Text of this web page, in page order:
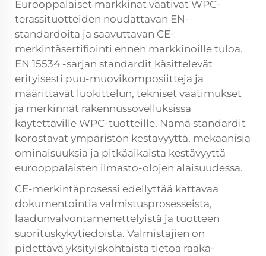
Eurooppalaiset markkinat vaativat WPC-
terassituotteiden noudattavan EN-
standardoita ja saavuttavan CE-
merkintäsertifiointi ennen markkinoille tuloa.
EN 15534 -sarjan standardit käsittelevät
erityisesti puu-muovikomposiitteja ja
määrittävät luokittelun, tekniset vaatimukset
ja merkinnät rakennussovelluksissa
käytettäville WPC-tuotteille. Nämä standardit
korostavat ympäristön kestävyyttä, mekaanisia
ominaisuuksia ja pitkäaikaista kestävyyttä
eurooppalaisten ilmasto-olojen alaisuudessa.
CE-merkintäprosessi edellyttää kattavaa
dokumentointia valmistusprosesseista,
laadunvalvontamenettelyistä ja tuotteen
suorituskykytiedoista. Valmistajien on
pidettävä yksityiskohtaista tietoa raaka-